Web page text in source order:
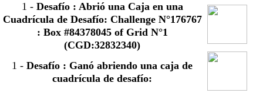
1 - Desafío : Abrió una Caja en una
Cuadrícula de Desafío: Challenge N°176767
: Box #84378045 of Grid N°1
(CGD:32832340)
1 -Desafío : Ganó abriendo una caja de
cuadrícula de desafío: